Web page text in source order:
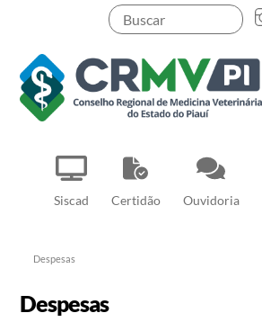
content
Siscad Certidão Ouvidoria
Pesquisar
Despesas
Despesas